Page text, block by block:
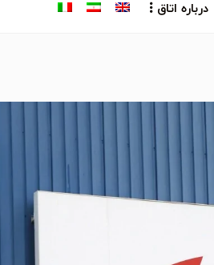
درباره اتاق